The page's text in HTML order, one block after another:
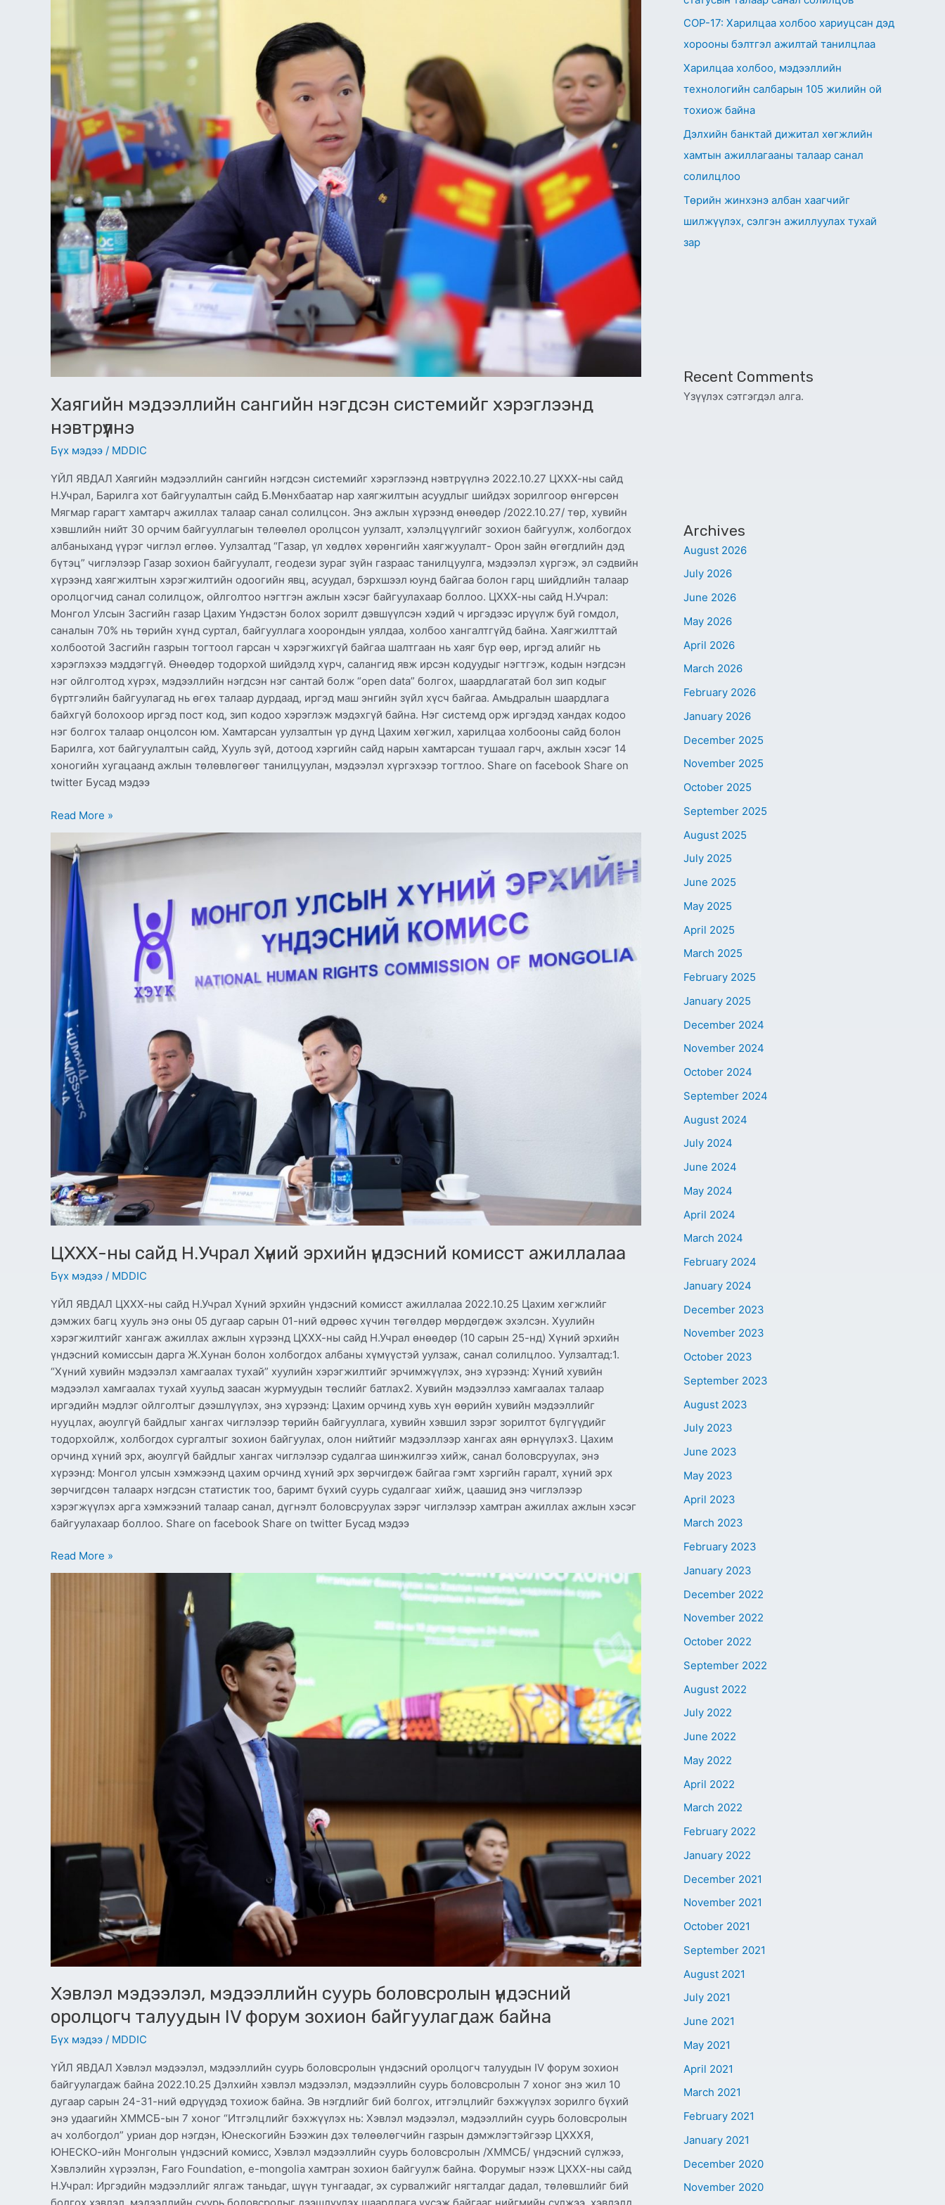
Хаягийн мэдээллийн сангийн нэгдсэн системийг хэрэглээнд
нэвтрүүлнэ
Бүх мэдээ / MDDIC
ҮЙЛ ЯВДАЛ Хаягийн мэдээллийн сангийн нэгдсэн системийг хэрэглээнд нэвтрүүлнэ 2022.10.27 ЦХХХ-ны сайд
Н.Учрал, Барилга хот байгуулалтын сайд Б.Мөнхбаатар нар хаягжилтын асуудлыг шийдэх зорилгоор өнгөрсөн
Мягмар гарагт хамтарч ажиллах талаар санал солилцсон. Энэ ажлын хүрээнд өнөөдөр /2022.10.27/ төр, хувийн
хэвшлийн нийт 30 орчим байгууллагын төлөөлөл оролцсон уулзалт, хэлэлцүүлгийг зохион байгуулж, холбогдох
албаныханд үүрэг чиглэл өглөө. Уулзалтад “Газар, үл хөдлөх хөрөнгийн хаягжуулалт- Орон зайн өгөгдлийн дэд
бүтэц” чиглэлээр Газар зохион байгуулалт, геодези зураг зүйн газраас танилцуулга, мэдээлэл хүргэж, эл сэдвийн
хүрээнд хаягжилтын хэрэгжилтийн одоогийн явц, асуудал, бэрхшээл юунд байгаа болон гарц шийдлийн талаар
оролцогчид санал солилцож, ойлголтоо нэгтгэн ажлын хэсэг байгуулахаар боллоо. ЦХХХ-ны сайд Н.Учрал:
Монгол Улсын Засгийн газар Цахим Үндэстэн болох зорилт дэвшүүлсэн хэдий ч иргэдээс ирүүлж буй гомдол,
саналын 70% нь төрийн хүнд суртал, байгууллага хоорондын уялдаа, холбоо хангалтгүйд байна. Хаягжилттай
холбоотой Засгийн газрын тогтоол гарсан ч хэрэгжихгүй байгаа шалтгаан нь хаяг бүр өөр, иргэд алийг нь
хэрэглэхээ мэддэггүй. Өнөөдөр тодорхой шийдэлд хүрч, салангид явж ирсэн кодуудыг нэгтгэж, кодын нэгдсэн
нэг ойлголтод хүрэх, мэдээллийн нэгдсэн нэг сантай болж “open data” болгох, шаардлагатай бол зип кодыг
бүртгэлийн байгуулагад нь өгөх талаар дурдаад, иргэд маш энгийн зүйл хүсч байгаа. Амьдралын шаардлага
байхгүй болохоор иргэд пост код, зип кодоо хэрэглэж мэдэхгүй байна. Нэг системд орж иргэдэд хандах кодоо
нэг болгох талаар онцолсон юм. Хамтарсан уулзалтын үр дүнд Цахим хөгжил, харилцаа холбооны сайд болон
Барилга, хот байгуулалтын сайд, Хууль зүй, дотоод хэргийн сайд нарын хамтарсан тушаал гарч, ажлын хэсэг 14
хоногийн хугацаанд ажлын төлөвлөгөөг танилцуулан, мэдээлэл хүргэхээр тогтлоо. Share on facebook Share on
twitter Бусад мэдээ
Read More »
ЦХХХ-ны сайд Н.Учрал Хүний эрхийн үндэсний комисст ажиллалаа
Бүх мэдээ / MDDIC
ҮЙЛ ЯВДАЛ ЦХХХ-ны сайд Н.Учрал Хүний эрхийн үндэсний комисст ажиллалаа 2022.10.25 Цахим хөгжлийг
дэмжих багц хууль энэ оны 05 дугаар сарын 01-ний өдрөөс хүчин төгөлдөр мөрдөгдөж эхэлсэн. Хуулийн
хэрэгжилтийг хангаж ажиллах ажлын хүрээнд ЦХХХ-ны сайд Н.Учрал өнөөдөр (10 сарын 25-нд) Хүний эрхийн
үндэсний комиссын дарга Ж.Хунан болон холбогдох албаны хүмүүстэй уулзаж, санал солилцлоо. Уулзалтад:1.
“Хүний хувийн мэдээлэл хамгаалах тухай” хуулийн хэрэгжилтийг эрчимжүүлэх, энэ хүрээнд: Хүний хувийн
мэдээлэл хамгаалах тухай хуульд заасан журмуудын төслийг батлах2. Хувийн мэдээллээ хамгаалах талаар
иргэдийн мэдлэг ойлголтыг дээшлүүлэх, энэ хүрээнд: Цахим орчинд хувь хүн өөрийн хувийн мэдээллийг
нууцлах, аюулгүй байдлыг хангах чиглэлээр төрийн байгууллага, хувийн хэвшил зэрэг зорилтот бүлгүүдийг
тодорхойлж, холбогдох сургалтыг зохион байгуулах, олон нийтийг мэдээллээр хангах аян өрнүүлэх3. Цахим
орчинд хүний эрх, аюулгүй байдлыг хангах чиглэлээр судалгаа шинжилгээ хийж, санал боловсруулах, энэ
хүрээнд: Монгол улсын хэмжээнд цахим орчинд хүний эрх зөрчигдөж байгаа гэмт хэргийн гаралт, хүний эрх
зөрчигдсөн талаарх нэгдсэн статистик тоо, баримт бүхий суурь судалгааг хийж, цаашид энэ чиглэлээр
хэрэгжүүлэх арга хэмжээний талаар санал, дүгнэлт боловсруулах зэрэг чиглэлээр хамтран ажиллах ажлын хэсэг
байгуулахаар боллоо. Share on facebook Share on twitter Бусад мэдээ
ны
сайд
Н.Учрал
Хүний
эрхийн
үндэсний
комисст
ажиллалаа
Read More »
Хэвлэл мэдээлэл, мэдээллийн суурь боловсролын үндэсний
оролцогч талуудын IV форум зохион байгуулагдаж байна
Бүх мэдээ / MDDIC
ҮЙЛ ЯВДАЛ Хэвлэл мэдээлэл, мэдээллийн суурь боловсролын үндэсний оролцогч талуудын IV форум зохион
байгуулагдаж байна 2022.10.25 Дэлхийн хэвлэл мэдээлэл, мэдээллийн суурь боловсролын 7 хоног энэ жил 10
дугаар сарын 24-31-ний өдрүүдэд тохиож байна. Эв нэгдлийг бий болгох, итгэлцлийг бэхжүүлэх зорилго бүхий
энэ удаагийн ХММСБ-ын 7 хоног “Итгэлцлийг бэхжүүлэх нь: Хэвлэл мэдээлэл, мэдээллийн суурь боловсролын
ач холбогдол” уриан дор нэгдэн, Юнескогийн Бээжин дэх төлөөлөгчийн газрын дэмжлэгтэйгээр ЦХХХЯ,
ЮНЕСКО-ийн Монголын үндэсний комисс, Хэвлэл мэдээллийн суурь боловсролын /ХММСБ/ үндэсний сүлжээ,
Хэвлэлийн хүрээлэн, Faro Foundation, e-mongolia хамтран зохион байгуулж байна. Форумыг нээж ЦХХХ-ны сайд
Н.Учрал: Иргэдийн мэдээллийг ялгаж таньдаг, шүүн тунгаадаг, эх сурвалжийг нягталдаг дадал, төлөвшлийг бий
СОР-17: Харилцаа холбоо хариуцсан дэд
хорооны бэлтгэл ажилтай танилцлаа
Харилцаа холбоо, мэдээллийн
технологийн салбарын 105 жилийн ой
тохиож байна
Дэлхийн банктай дижитал хөгжлийн
хамтын ажиллагааны талаар санал
солилцлоо
Төрийн жинхэнэ албан хаагчийг
шилжүүлэх, сэлгэн ажиллуулах тухай
зар
Recent Comments
Үзүүлэх сэтгэгдэл алга.
Archives
August 2026
July 2026
June 2026
May 2026
April 2026
March 2026
February 2026
January 2026
December 2025
November 2025
October 2025
September 2025
August 2025
July 2025
June 2025
May 2025
April 2025
March 2025
February 2025
January 2025
December 2024
November 2024
October 2024
September 2024
August 2024
July 2024
June 2024
May 2024
April 2024
March 2024
February 2024
January 2024
December 2023
November 2023
October 2023
September 2023
August 2023
July 2023
June 2023
May 2023
April 2023
March 2023
February 2023
January 2023
December 2022
November 2022
October 2022
September 2022
August 2022
July 2022
June 2022
May 2022
April 2022
March 2022
February 2022
January 2022
December 2021
November 2021
October 2021
September 2021
August 2021
July 2021
June 2021
May 2021
April 2021
March 2021
February 2021
January 2021
December 2020
November 2020